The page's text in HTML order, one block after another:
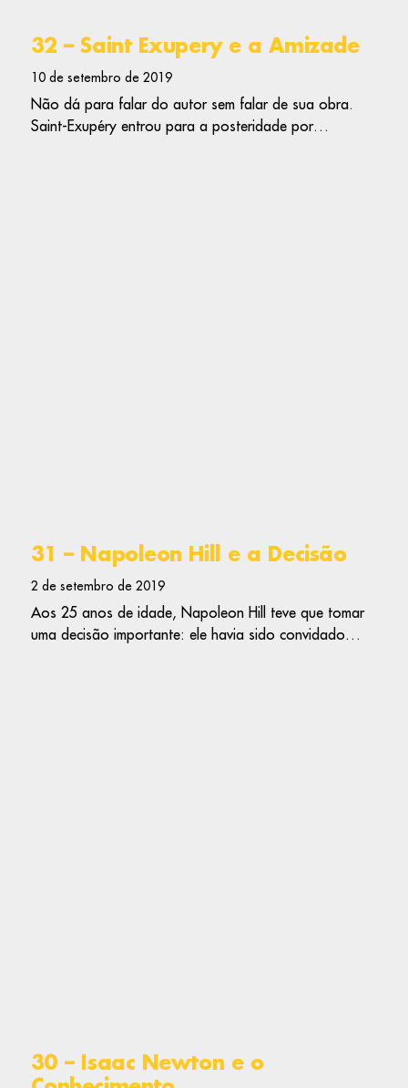
32 – Saint Exupery e a Amizade
10 de setembro de 2019
Não dá para falar do autor sem falar de sua obra.
Saint-Exupéry entrou para a posteridade por…
31 – Napoleon Hill e a Decisão
2 de setembro de 2019
Aos 25 anos de idade, Napoleon Hill teve que tomar
uma decisão importante: ele havia sido convidado…
30 – Isaac Newton e o